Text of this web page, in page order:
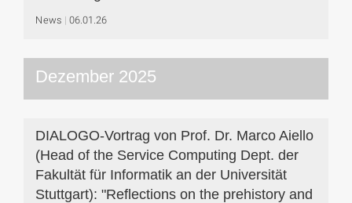
News 06.01.26
Dezember 2025
DIALOGO-Vortrag von Prof. Dr. Marco Aiello
(Head of the Service Computing Dept. der
Fakultät für Informatik an der Universität
Stuttgart): "Reflections on the prehistory and